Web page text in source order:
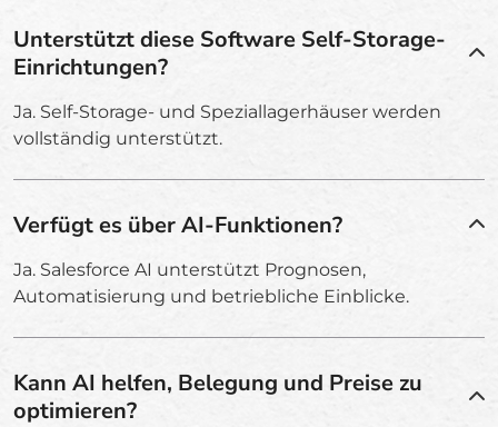
Unterstützt diese Software Self-Storage-
Einrichtungen?
Ja. Self-Storage- und Speziallagerhäuser werden
vollständig unterstützt.
Verfügt es über AI-Funktionen?
Ja. Salesforce AI unterstützt Prognosen,
Automatisierung und betriebliche Einblicke.
Kann AI helfen, Belegung und Preise zu
optimieren?